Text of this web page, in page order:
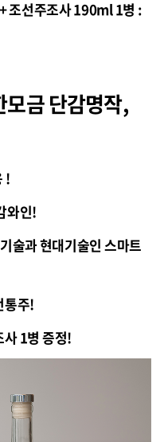
조선주조사 190ml 1병 :
모금 단감명작,
!
와인!
술과 현대기술인 스마트
통주!
1병 증정!